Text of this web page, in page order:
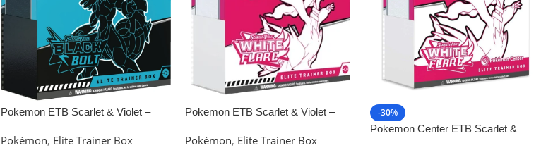
Pokemon ETB Scarlet & Violet –
Pokémon, Elite Trainer Box
Pokemon ETB Scarlet & Violet –
Pokémon, Elite Trainer Box
-30%
Pokemon Center ETB Scarlet &